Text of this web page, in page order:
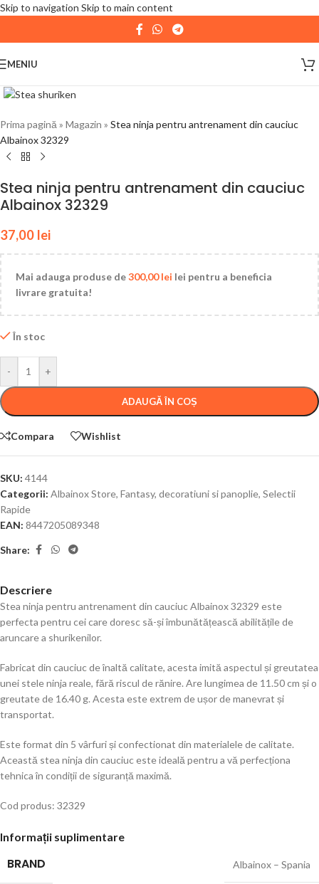
Skip to navigation Skip to main content
| 📦 Program livrari|In perioada11 August - 18
August,
expediate. Va multumim pentru intelegere!
MENIU
Prima pagină» Magazin » Stea ninja pentru antrenament din cauciuc
Albainox 32329
Stea ninja pentru antrenament din cauciuc
Albainox 32329
37,00 lei
Mai adauga produse de300,00lei lei pentru a beneficia
livrare gratuita!
În stoc
- +
ADAUGĂ ÎN COȘ
Compara Wishlist
SKU: 4144
Categorii: Albainox Store, Fantasy, decoratiuni si panoplie, Selectii
Rapide
EAN: 8447205089348
Share:
Descriere
Stea ninja pentru antrenament din cauciuc Albainox 32329 este
perfecta pentru cei care doresc să-și îmbunătățească abilitățile de
aruncare a shurikenilor.
Fabricat din cauciuc de înaltă calitate, acesta imită aspectul și greutatea
unei stele ninja reale, fără riscul de rănire. Are lungimea de 11.50 cm și o
greutate de 16.40 g. Acesta este extrem de ușor de manevrat și
transportat.
Este format din 5 vârfuri și confectionat din materialele de calitate.
Această stea ninja din cauciuc este ideală pentru a vă perfecționa
tehnica în condiții de siguranță maximă.
Cod produs: 32329
Informații suplimentare
BRAND Albainox – Spania